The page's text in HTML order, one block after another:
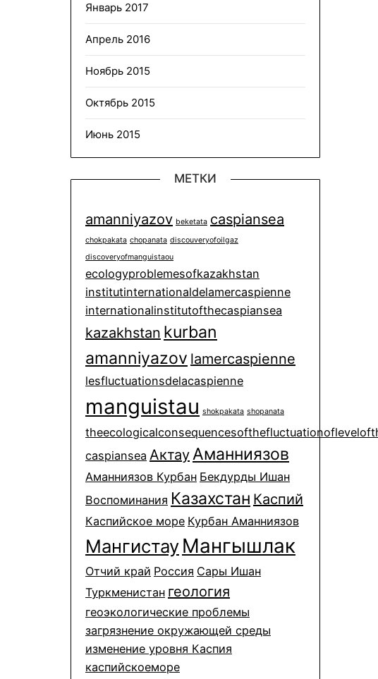
Январь 2017
Апрель 2016
Ноябрь 2015
Октябрь 2015
Июнь 2015
МЕТКИ
amanniyazov beketata caspiansea
chokpakata chopanata discouveryofoilgaz
discoveryofmanguistaou
ecologyproblemesofkazakhstan
institutinternationaldelamercaspienne
internationalinstitutofthecaspiansea
kazakhstan kurban
amanniyazov lamercaspienne
lesfluctuationsdelacaspienne
manguistau shokpakata shopanata
caspiansea АктауАманниязов
Аманниязов Курбан Бекдурды Ишан
Воспоминания Казахстан Каспий
Каспийское море Курбан Аманниязов
МангистауМангышлак
Отчий край Россия Сары Ишан
Туркменистан геология
геоэкологические проблемы
загрязнение окружающей среды
изменение уровня Каспия
каспийскоеморе